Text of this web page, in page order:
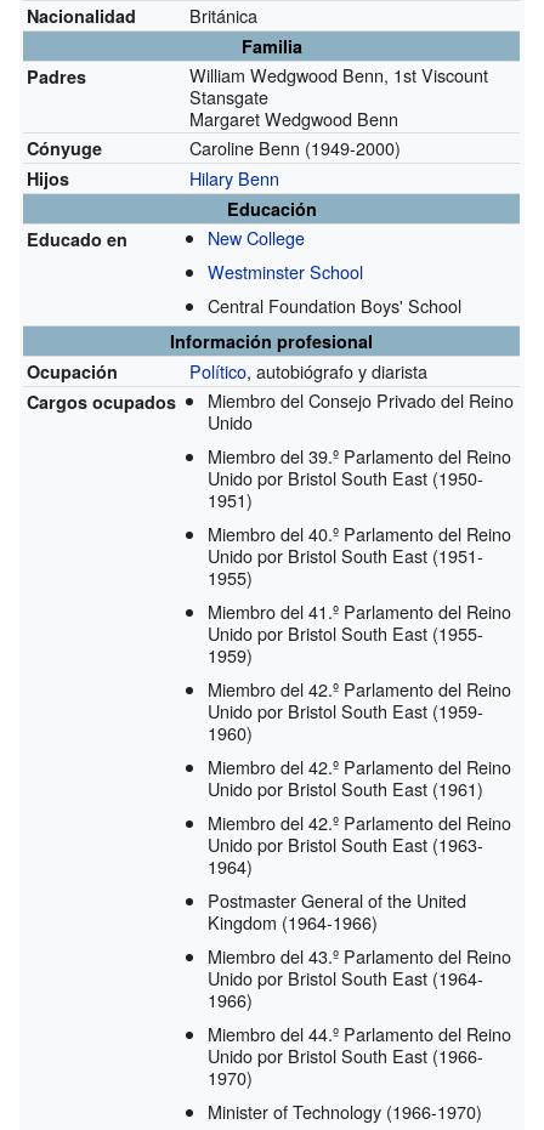
Nacionalidad Británica
Familia
Padres
William Wedgwood Benn, 1st Viscount
Stansgate
Margaret Wedgwood Benn
Cónyuge Caroline Benn (1949-2000)
Hijos Hilary Benn
Educación
Educado en
New College
Westminster School
Central Foundation Boys' School
Información profesional
Ocupación
Político, autobiógrafo y diarista
Cargos ocupados
Miembro del Consejo Privado del Reino
Unido
Miembro del 39.º Parlamento del Reino
Unido por Bristol South East (1950-
1951)
Miembro del 40.º Parlamento del Reino
Unido por Bristol South East (1951-
1955)
Miembro del 41.º Parlamento del Reino
Unido por Bristol South East (1955-
1959)
Miembro del 42.º Parlamento del Reino
Unido por Bristol South East (1959-
1960)
Miembro del 42.º Parlamento del Reino
Unido por Bristol South East (1961)
Miembro del 42.º Parlamento del Reino
Unido por Bristol South East (1963-
1964)
Postmaster General of the United
Kingdom (1964-1966)
Miembro del 43.º Parlamento del Reino
Unido por Bristol South East (1964-
1966)
Miembro del 44.º Parlamento del Reino
Unido por Bristol South East (1966-
1970)
Minister of Technology (1966-1970)